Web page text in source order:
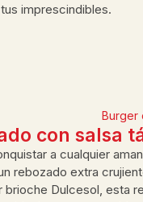
imprescindibles.
con salsa
a cualquier
rebozado extra
Dulcesol, esta